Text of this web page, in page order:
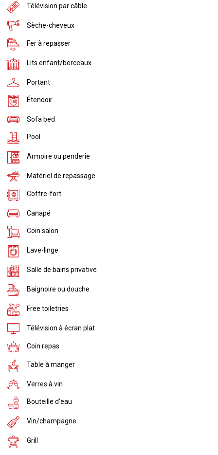
Télévision par câble
Sèche-cheveux
Fer à repasser
Lits enfant/berceaux
Portant
Étendoir
Sofa bed
Pool
Armoire ou penderie
Matériel de repassage
Coffre-fort
Canapé
Coin salon
Lave-linge
Salle de bains privative
Baignoire ou douche
Free toiletries
Télévision à écran plat
Coin repas
Table à manger
Verres à vin
Bouteille d'eau
Vin/champagne
Grill